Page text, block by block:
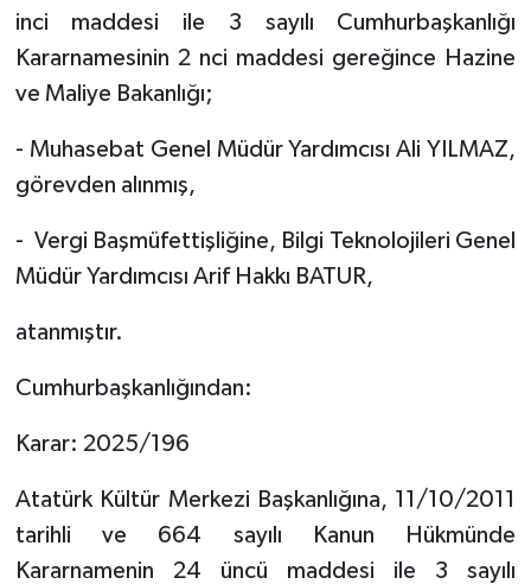
inci maddesi ile 3 sayılı Cumhurbaşkanlığı
Kararnamesinin 2 nci maddesi gereğince Hazine
ve Maliye Bakanlığı;
- Muhasebat Genel Müdür Yardımcısı Ali YILMAZ,
görevden alınmış,
- Vergi Başmüfettişliğine, Bilgi Teknolojileri Genel
Müdür Yardımcısı Arif Hakkı BATUR,
atanmıştır.
Cumhurbaşkanlığından:
Karar: 2025/196
Atatürk Kültür Merkezi Başkanlığına, 11/10/2011
tarihli ve 664 sayılı Kanun Hükmünde
Kararnamenin 24 üncü maddesi ile 3 sayılı